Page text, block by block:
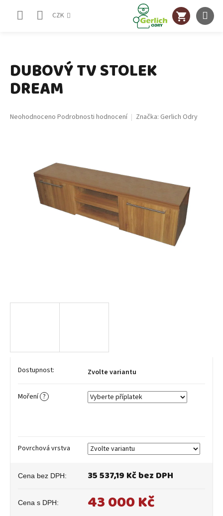
CZK
NÁKUPNÍ
KOŠÍK
DUBOVÝ TV STOLEK
DREAM
Průměrné
hvězdiček.
Neohodnoceno Podrobnosti hodnocení Značka: Gerlich Odry
43 000 Kč
35 537,19 Kčbez DPH
Zvolte variantu
Povrchová vrstva
Moření ?